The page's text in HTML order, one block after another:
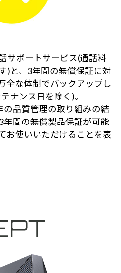
サポートサービス(通話料
)と、3年間の無償保証に対
全な体制でバックアップし
ナンス日を除く)。
の品質管理の取り組みの結
年間の無償製品保証が可能
お使いいただけることを表